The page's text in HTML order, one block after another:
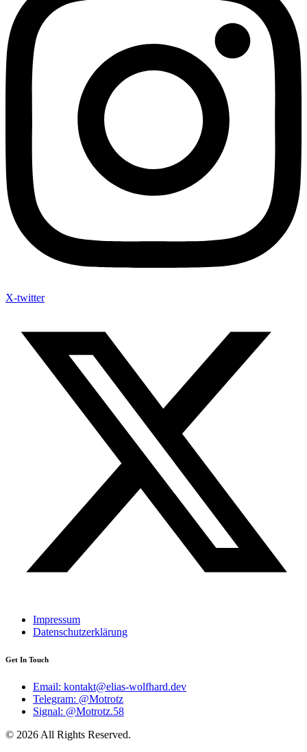
X-twitter
Impressum
Datenschutzerklärung
Get In Touch
Email: kontakt@elias-wolfhard.dev
Telegram: @Motrotz
Signal: @Motrotz.58
© 2026 All Rights Reserved.